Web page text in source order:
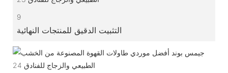
9
التثبيت الدقيق للمنتجات النهائية